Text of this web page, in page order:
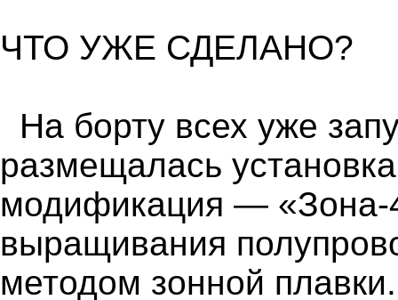
ЧТО УЖЕ СДЕЛАНО?
На борту всех уже
размещалась
модификация — «Зона-
выращивания
методом зонной